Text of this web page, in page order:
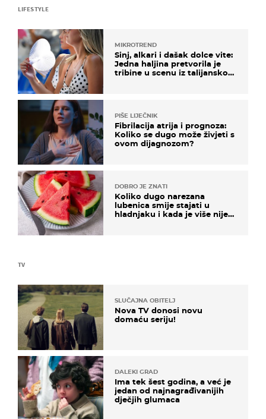
TV
SLUČAJNA OBITELJ
Nova TV donosi novu
domaću seriju!
DALEKI GRAD
Ima tek šest godina, a već je
jedan od najnagrađivanijih
dječjih glumaca
LIFESTYLE
MIKROTREND
Sinj, alkari i dašak dolce vite:
Jedna haljina pretvorila je
tribine u scenu iz talijanskog
PIŠE LIJEČNIK
Fibrilacija atrija i prognoza:
Koliko se dugo može živjeti s
ovom dijagnozom?
DOBRO JE ZNATI
Koliko dugo narezana
lubenica smije stajati u
hladnjaku i kada je više nije